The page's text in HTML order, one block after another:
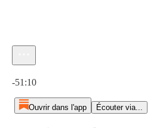
-51:10
Ouvrir dans l'app Écouter via...